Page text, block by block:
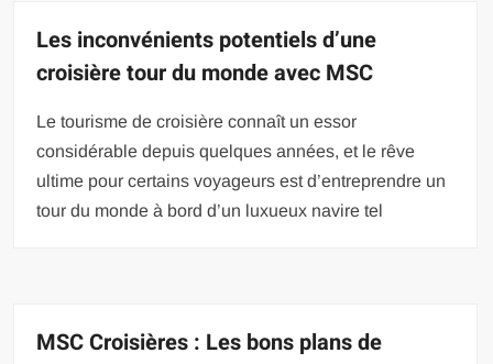
Les inconvénients potentiels d’une
croisière tour du monde avec MSC
Le tourisme de croisière connaît un essor
considérable depuis quelques années, et le rêve
ultime pour certains voyageurs est d’entreprendre un
tour du monde à bord d’un luxueux navire tel
MSC Croisières : Les bons plans de